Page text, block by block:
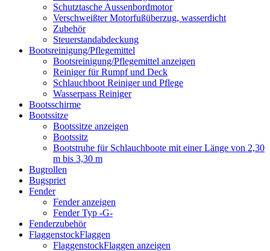
Schutztasche Aussenbordmotor
Verschweißter Motorfußüberzug, wasserdicht
Zubehör
Steuerstandabdeckung
Bootsreinigung/Pflegemittel
Bootsreinigung/Pflegemittel anzeigen
Reiniger für Rumpf und Deck
Schlauchboot Reiniger und Pflege
Wasserpass Reiniger
Bootsschirme
Bootssitze
Bootssitze anzeigen
Bootssitz
Bootstruhe für Schlauchboote mit einer Länge von 2,30
m bis 3,30 m
Bugrollen
Bugspriet
Fender
Fender anzeigen
Fender Typ -G-
Fenderzubehör
FlaggenstockFlaggen
FlaggenstockFlaggen anzeigen